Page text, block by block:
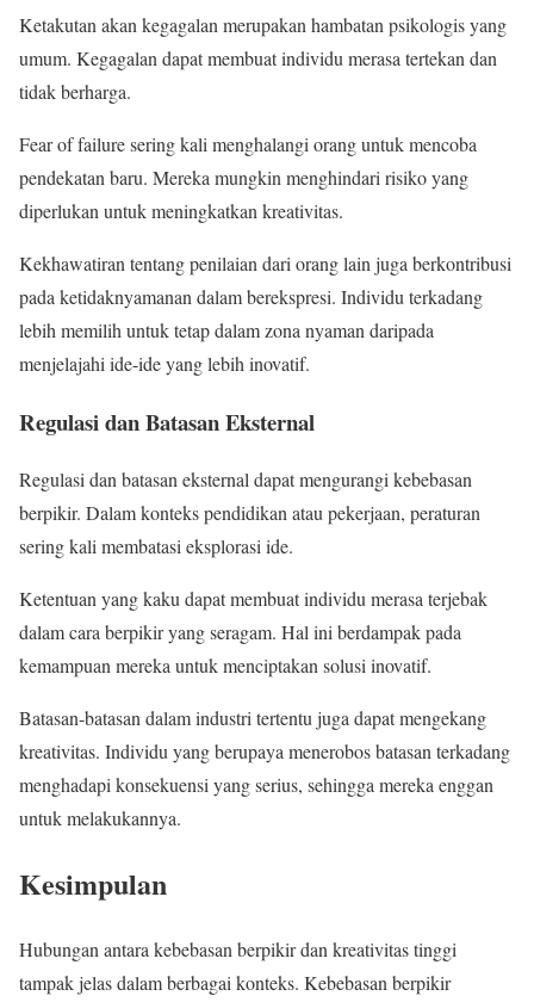
Ketakutan akan kegagalan merupakan hambatan psikologis yang
umum. Kegagalan dapat membuat individu merasa tertekan dan
tidak berharga.
Fear of failure sering kali menghalangi orang untuk mencoba
pendekatan baru. Mereka mungkin menghindari risiko yang
diperlukan untuk meningkatkan kreativitas.
Kekhawatiran tentang penilaian dari orang lain juga berkontribusi
pada ketidaknyamanan dalam berekspresi. Individu terkadang
lebih memilih untuk tetap dalam zona nyaman daripada
menjelajahi ide-ide yang lebih inovatif.
Regulasi dan Batasan Eksternal
Regulasi dan batasan eksternal dapat mengurangi kebebasan
berpikir. Dalam konteks pendidikan atau pekerjaan, peraturan
sering kali membatasi eksplorasi ide.
Ketentuan yang kaku dapat membuat individu merasa terjebak
dalam cara berpikir yang seragam. Hal ini berdampak pada
kemampuan mereka untuk menciptakan solusi inovatif.
Batasan-batasan dalam industri tertentu juga dapat mengekang
kreativitas. Individu yang berupaya menerobos batasan terkadang
menghadapi konsekuensi yang serius, sehingga mereka enggan
untuk melakukannya.
Kesimpulan
Hubungan antara kebebasan berpikir dan kreativitas tinggi
tampak jelas dalam berbagai konteks. Kebebasan berpikir